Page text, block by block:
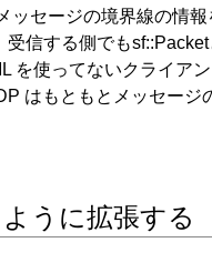
セージの境界線の情
信する側でも
を使ってないクライア
はもともとメッセージ
うに拡張する